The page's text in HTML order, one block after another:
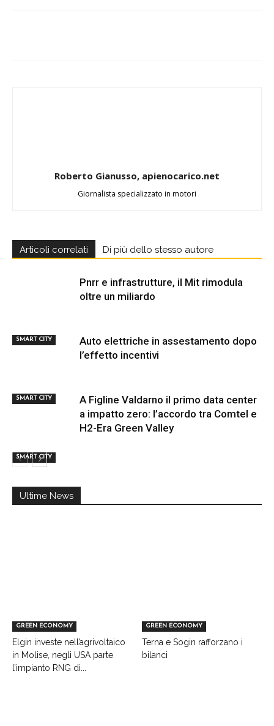
Roberto Gianusso, apienocarico.net
Giornalista specializzato in motori
Articoli correlati Di più dello stesso autore
SMART CITY
Pnrr e infrastrutture, il Mit rimodula
oltre un miliardo
SMART CITY
Auto elettriche in assestamento dopo
l’effetto incentivi
SMART CITY
A Figline Valdarno il primo data center
a impatto zero: l’accordo tra Comtel e
H2-Era Green Valley
Ultime News
GREEN ECONOMY
Elgin investe nell’agrivoltaico
in Molise, negli USA parte
l’impianto RNG di...
GREEN ECONOMY
Terna e Sogin rafforzano i
bilanci